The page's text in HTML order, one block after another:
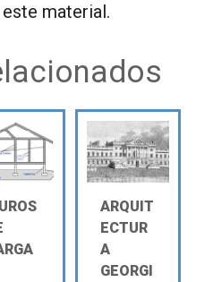
material.
ARQUIT
ECTUR
A
GEORGI